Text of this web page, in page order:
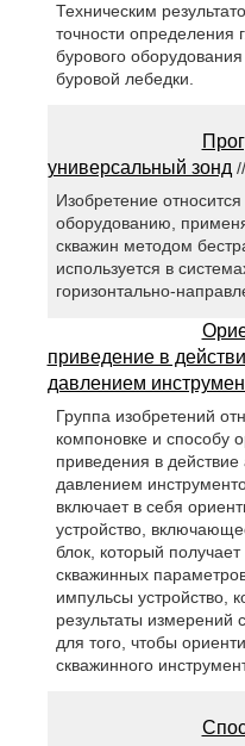
Техническим
точности определения
бурового
буровой лебедки.
универсальный зонд//
Изобретение
оборудованию,
скважин методом
используется в
горизонтально-
приведение в
давлением
Группа изобретений
компоновке и способу
приведения в действие
давлением
включает в себя
устройство,
блок, который
скважинных
импульсы устройство,
результаты измерений
для того, чтобы
скважинного